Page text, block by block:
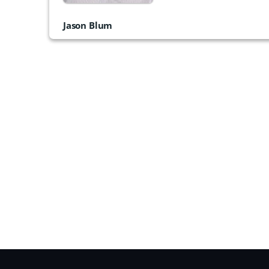
Jason Blum